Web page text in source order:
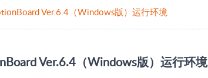
Ver.6.4（Windows版）运行环境
Ver.6.4（Windows版）运行环境